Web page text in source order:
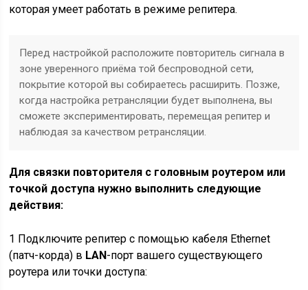
которая умеет работать в режиме репитера.
Перед настройкой расположите повторитель сигнала в
зоне уверенного приёма той беспроводной сети,
покрытие которой вы собираетесь расширить. Позже,
когда настройка ретрансляции будет выполнена, вы
сможете экспериментировать, перемещая репитер и
наблюдая за качеством ретрансляции.
Для связки повторителя с головным роутером или
точкой доступа нужно выполнить следующие
действия:
1 Подключите репитер с помощью кабеля Ethernet
(патч-корда) в LAN-порт вашего существующего
роутера или точки доступа: